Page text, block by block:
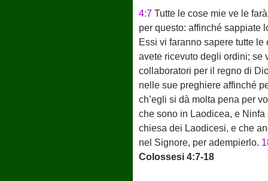
4:7 Tutte le cose mie ve le
per questo: affinché sappiate
Essi vi faranno sapere tutte
avete ricevuto degli ordini; se
collaboratori per il regno di
nelle sue preghiere affinché
ch’egli si dà molta pena per
che sono in Laodicea, e
chiesa dei Laodicesi, e che
nel Signore, per adempierlo.
Colossesi 4:7-18